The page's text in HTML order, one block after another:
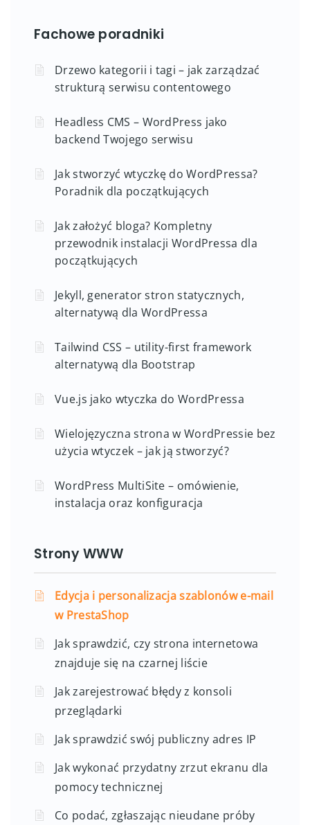
Fachowe poradniki
Drzewo kategorii i tagi – jak zarządzać
strukturą serwisu contentowego
Headless CMS – WordPress jako
backend Twojego serwisu
Jak stworzyć wtyczkę do WordPressa?
Poradnik dla początkujących
Jak założyć bloga? Kompletny
przewodnik instalacji WordPressa dla
początkujących
Jekyll, generator stron statycznych,
alternatywą dla WordPressa
Tailwind CSS – utility-first framework
alternatywą dla Bootstrap
Vue.js jako wtyczka do WordPressa
Wielojęzyczna strona w WordPressie bez
użycia wtyczek – jak ją stworzyć?
WordPress MultiSite – omówienie,
instalacja oraz konfiguracja
Strony WWW
Edycja i personalizacja szablonów e-mail
w PrestaShop
Jak sprawdzić, czy strona internetowa
znajduje się na czarnej liście
Jak zarejestrować błędy z konsoli
przeglądarki
Jak sprawdzić swój publiczny adres IP
Jak wykonać przydatny zrzut ekranu dla
pomocy technicznej
Co podać, zgłaszając nieudane próby